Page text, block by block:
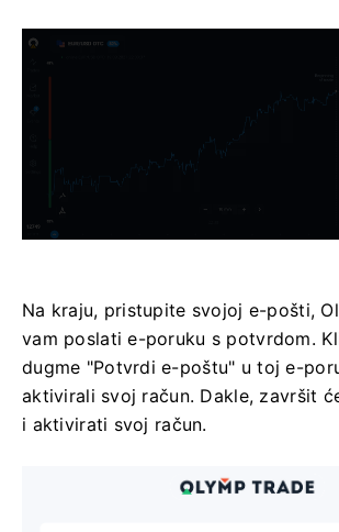
Na kraju, pristupite svojoj e-pošti,
vam poslati e-poruku s potvrdom.
dugme "Potvrdi e-poštu" u toj e-
aktivirali svoj račun. Dakle, završit
i aktivirati svoj račun.